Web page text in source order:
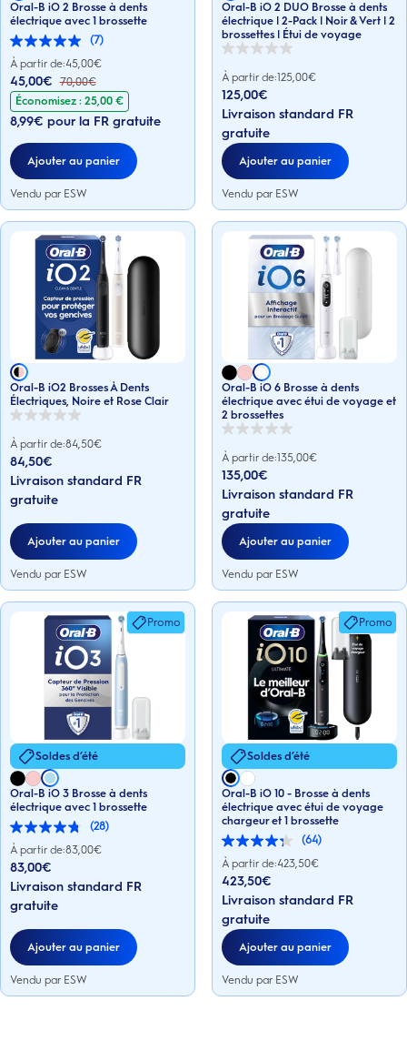
Oral-B iO 2 Brosse à dents
électrique avec 1 brossette
(7)
5.0
sur
5
étoiles.
avis
À partir de:45,00€
45,00€ 70,00€
Économisez : 25,00 €
8,99€ pour la FR gratuite
Ajouter au panier
Vendu par ESW
Oral-B iO 2 DUO Brosse à dents
électrique | 2-Pack | Noir & Vert | 2
brossettes | Étui de voyage
0.0
sur
5
étoiles.
À partir de:125,00€
125,00€
Livraison standard FR
gratuite
Ajouter au panier
Vendu par ESW
Oral-B iO2 Brosses À Dents
Électriques, Noire et Rose Clair
0.0
sur
5
étoiles.
À partir de:84,50€
84,50€
Livraison standard FR
gratuite
Ajouter au panier
Vendu par ESW
Oral-B iO 6 Brosse à dents
électrique avec étui de voyage et
2 brossettes
0.0
sur
5
étoiles.
À partir de:135,00€
135,00€
Livraison standard FR
gratuite
Ajouter au panier
Vendu par ESW
Promo
Soldes d’été
Oral-B iO 3 Brosse à dents
électrique avec 1 brossette
(28)
4.8
sur
5
étoiles.
28
avis
À partir de:83,00€
83,00€
Livraison standard FR
gratuite
Ajouter au panier
Vendu par ESW
Promo
Soldes d’été
Oral-B iO 10 - Brosse à dents
électrique avec étui de voyage
chargeur et 1 brossette
(64)
4.3
sur
5
étoiles.
64
avis
À partir de:423,50€
423,50€
Livraison standard FR
gratuite
Ajouter au panier
Vendu par ESW